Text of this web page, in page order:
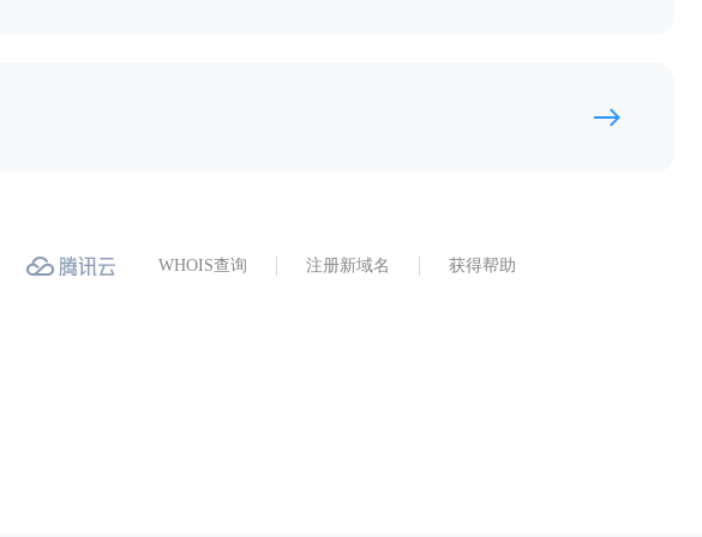
WHOIS查询 注册新域名 获得帮助